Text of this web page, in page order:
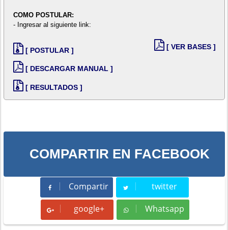
COMO POSTULAR:
- Ingresar al siguiente link:
[ POSTULAR ]
[ DESCARGAR MANUAL ]
[ RESULTADOS ]
[ VER BASES ]
COMPARTIR EN FACEBOOK
Compartir
Compartir twitter
Tweet
google+ Whatsapp
Whatsapp